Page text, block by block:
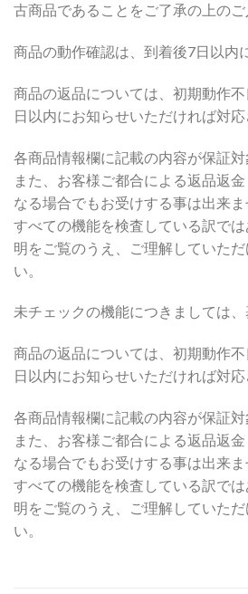
古商品であることをご了承の上のご
商品の動作確認は、到着後7日以内
商品の返品については、初期動作
日以内にお知らせいただければ対応
各商品情報欄に記載の内容が保証対
また、お客様ご都合による返品返
なる場合でもお受けする事は出来ま
すべての機能を検査している訳で
明をご覧のうえ、ご理解していた
い。
未チェックの機能につきましては
商品の返品については、初期動作
日以内にお知らせいただければ対応
各商品情報欄に記載の内容が保証対
また、お客様ご都合による返品返
なる場合でもお受けする事は出来ま
すべての機能を検査している訳で
明をご覧のうえ、ご理解していた
い。